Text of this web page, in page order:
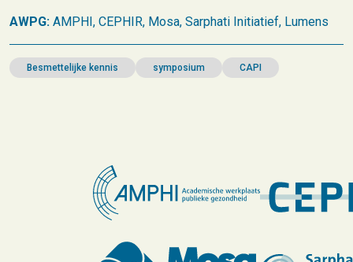
AWPG: AMPHI, CEPHIR, Mosa, Sarphati Initiatief, Lumens
Besmettelijke kennis symposium CAPI